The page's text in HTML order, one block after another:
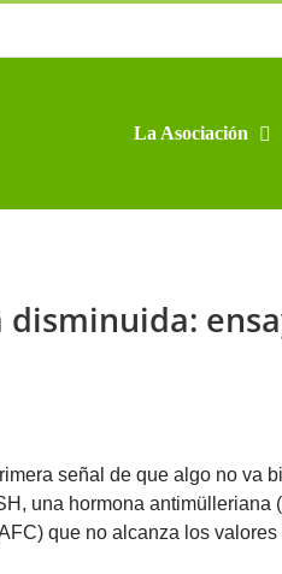
La Asociación
señal de que algo no va
una hormona antimülleriana
que no alcanza los valores